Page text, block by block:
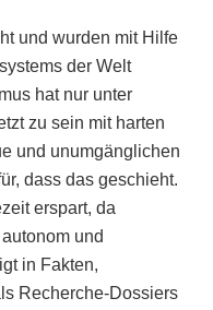
und wurden mit Hilfe
der Welt
hat nur unter
zu sein mit harten
und unumgänglichen
dass das geschieht.
erspart, da
und
in Fakten,
Recherche-Dossiers